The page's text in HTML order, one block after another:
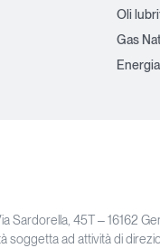
Oli
Gas
Sardorella, 45T – 16162
soggetta ad attività di